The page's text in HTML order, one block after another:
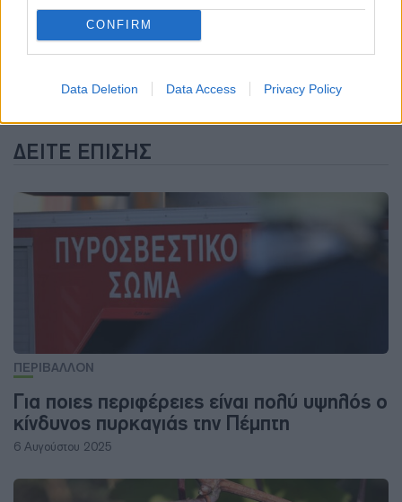
CONFIRM
Data Deletion Data Access Privacy Policy
ΗΠΑ
ΔΕΊΤΕ ΕΠΊΣΗΣ
ΠΕΡΙΒΑΛΛΟΝ
Για ποιες περιφέρειες είναι πολύ υψηλός ο
κίνδυνος πυρκαγιάς την Πέμπτη
6 Αυγούστου 2025